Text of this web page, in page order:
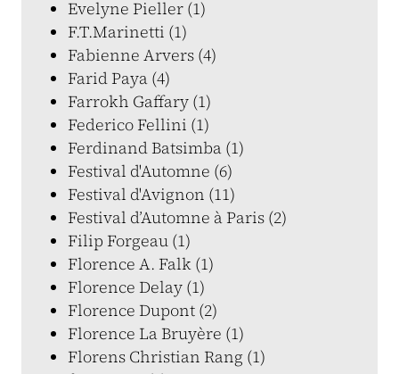
Evelyne Pieller (1)
F.T.Marinetti (1)
Fabienne Arvers (4)
Farid Paya (4)
Farrokh Gaffary (1)
Federico Fellini (1)
Ferdinand Batsimba (1)
Festival d'Automne (6)
Festival d'Avignon (11)
Festival d’Automne à Paris (2)
Filip Forgeau (1)
Florence A. Falk (1)
Florence Delay (1)
Florence Dupont (2)
Florence La Bruyère (1)
Florens Christian Rang (1)